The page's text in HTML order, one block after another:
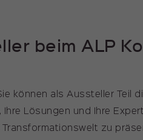
beim ALP
können als Aussteller Teil
Lösungen und Ihre
zu